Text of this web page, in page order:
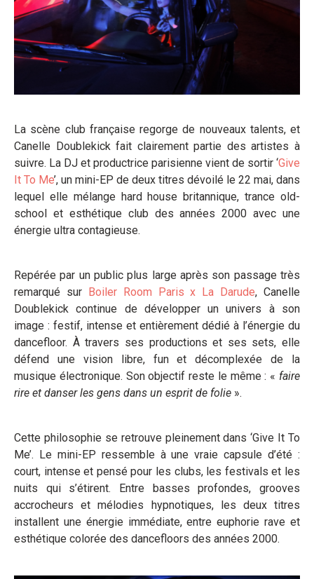
La scène club française regorge de nouveaux talents, et
Canelle Doublekick fait clairement partie des artistes à
suivre. La DJ et productrice parisienne vient de sortir ‘Give
It To Me’, un mini-EP de deux titres dévoilé le 22 mai, dans
lequel elle mélange hard house britannique, trance old-
school et esthétique club des années 2000 avec une
énergie ultra contagieuse.
Repérée par un public plus large après son passage très
remarqué sur Boiler Room Paris x La Darude, Canelle
Doublekick continue de développer un univers à son
image : festif, intense et entièrement dédié à l’énergie du
dancefloor. À travers ses productions et ses sets, elle
défend une vision libre, fun et décomplexée de la
musique électronique. Son objectif reste le même : « faire
rire et danser les gens dans un esprit de folie ».
Cette philosophie se retrouve pleinement dans ‘Give It To
Me’. Le mini-EP ressemble à une vraie capsule d’été :
court, intense et pensé pour les clubs, les festivals et les
nuits qui s’étirent. Entre basses profondes, grooves
accrocheurs et mélodies hypnotiques, les deux titres
installent une énergie immédiate, entre euphorie rave et
esthétique colorée des dancefloors des années 2000.